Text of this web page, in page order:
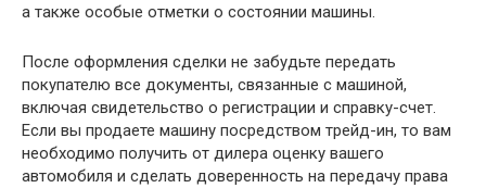
а также особые отметки о состоянии машины.
После оформления сделки не забудьте передать
покупателю все документы, связанные с машиной,
включая свидетельство о регистрации и справку-счет.
Если вы продаете машину посредством трейд-ин, то вам
необходимо получить от дилера оценку вашего
автомобиля и сделать доверенность на передачу права